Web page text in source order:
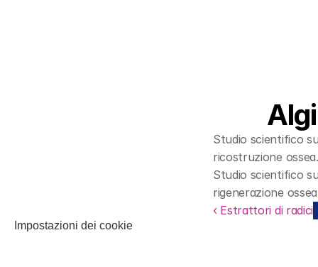
Studio scientifico
ricostruzione ossea.
Studio scientifico
rigenerazione
‹ Estrattori di radici
Impostazioni dei cookie